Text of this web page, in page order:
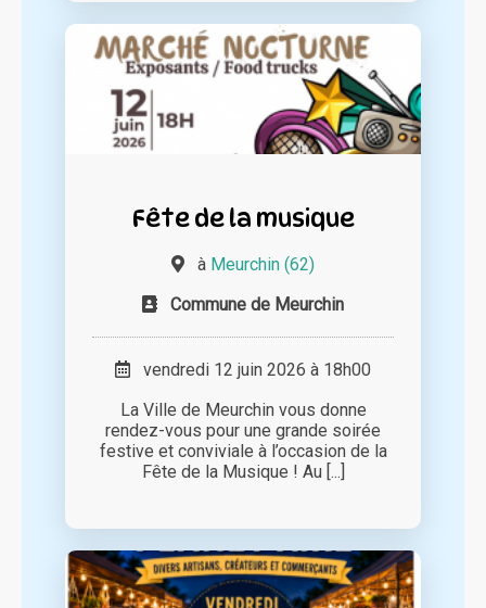
Fête de la musique
à Meurchin (62)
Commune de Meurchin
vendredi 12 juin 2026 à 18h00
La Ville de Meurchin vous donne
rendez-vous pour une grande soirée
festive et conviviale à l’occasion de la
Fête de la Musique ! Au [...]